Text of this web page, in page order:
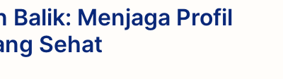
Balik: Menjaga Profil
Sehat